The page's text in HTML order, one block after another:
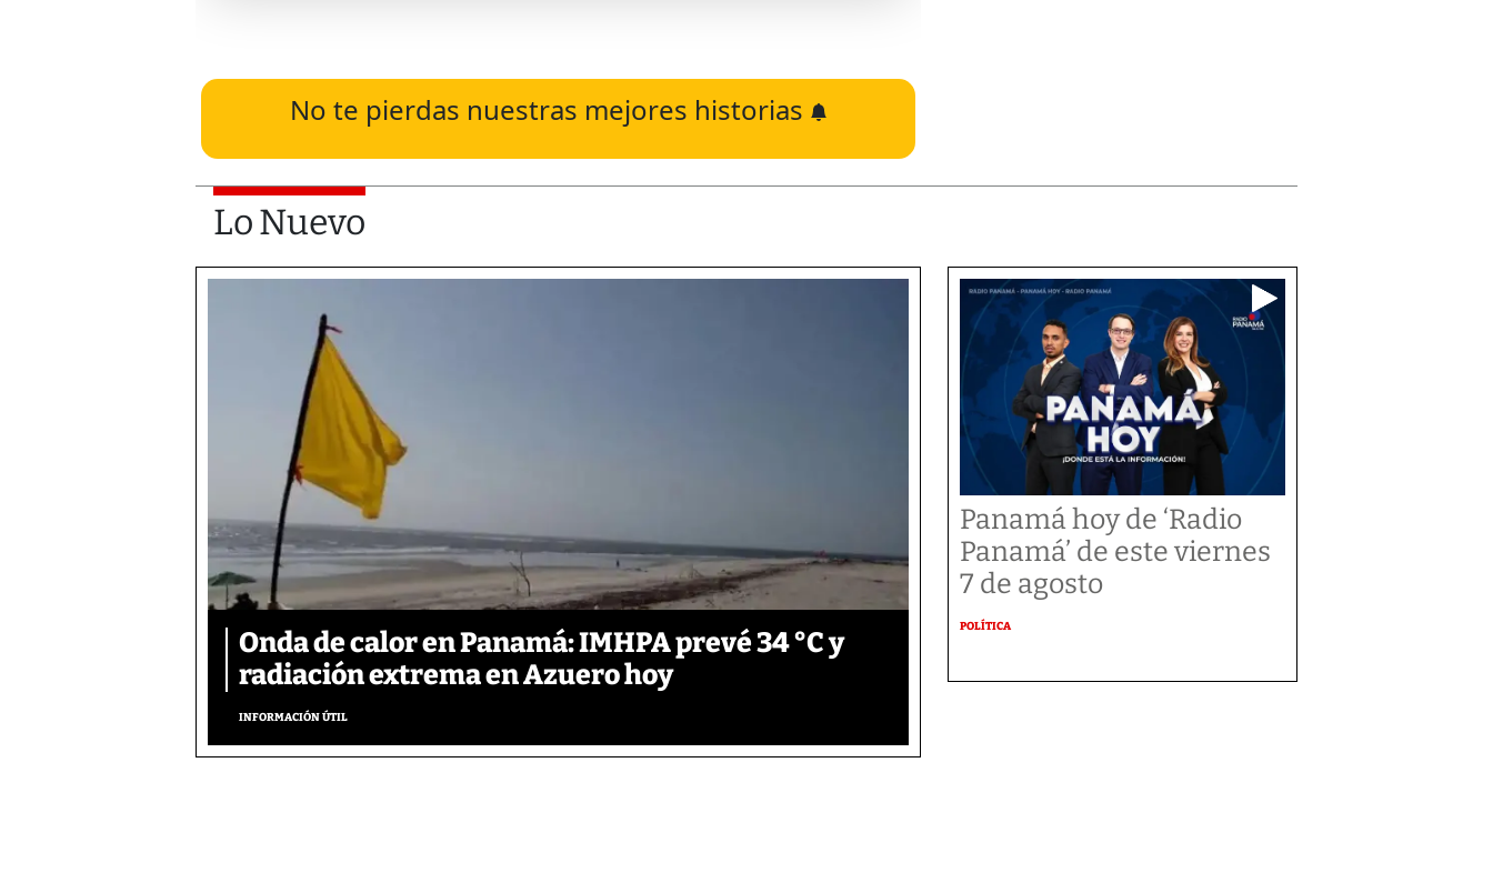
No te pierdas nuestras mejores historias
Lo Nuevo
Onda de calor en Panamá: IMHPA prevé 34 °C y
radiación extrema en Azuero hoy
INFORMACIÓN ÚTIL
Panamá hoy de ‘Radio
Panamá’ de este viernes
7 de agosto
POLÍTICA